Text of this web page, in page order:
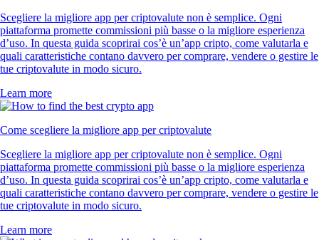
Scegliere la migliore app per criptovalute non è semplice. Ogni
piattaforma promette commissioni più basse o la migliore esperienza
d’uso. In questa guida scoprirai cos’è un’app cripto, come valutarla e
quali caratteristiche contano davvero per comprare, vendere o gestire le
tue criptovalute in modo sicuro.
Learn more
Come scegliere la migliore app per criptovalute
Scegliere la migliore app per criptovalute non è semplice. Ogni
piattaforma promette commissioni più basse o la migliore esperienza
d’uso. In questa guida scoprirai cos’è un’app cripto, come valutarla e
quali caratteristiche contano davvero per comprare, vendere o gestire le
tue criptovalute in modo sicuro.
Learn more